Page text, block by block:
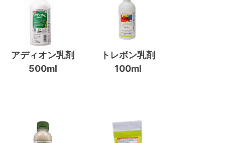
アディオン乳剤
500ml
トレボン乳剤
100ml